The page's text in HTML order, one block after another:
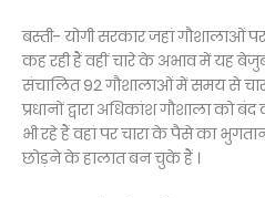
बस्ती- योगी सरकार जहां गौशालाओं
कह रही हैं वहीं चारे के अभाव में यह
संचालित 92 गौशालाओं में समय से
प्रधानों द्वारा अधिकांश गौशाला को
भी रहे हैं वहां पर चारा के पैसे का
छोड़ने के हालात बन चुके हैं ।